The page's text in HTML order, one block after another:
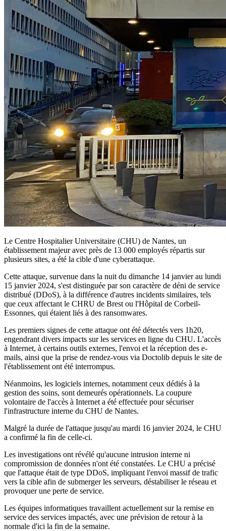
Le Centre Hospitalier Universitaire (CHU) de Nantes, un
établissement majeur avec près de 13 000 employés répartis sur
plusieurs sites, a été la cible d'une cyberattaque.
Cette attaque, survenue dans la nuit du dimanche 14 janvier au lundi
15 janvier 2024, s'est distinguée par son caractère de déni de service
distribué (DDoS), à la différence d'autres incidents similaires, tels
que ceux affectant le CHRU de Brest ou l'Hôpital de Corbeil-
Essonnes, qui étaient liés à des ransomwares.
Les premiers signes de cette attaque ont été détectés vers 1h20,
engendrant divers impacts sur les services en ligne du CHU. L'accès
à Internet, à certains outils externes, l'envoi et la réception des e-
mails, ainsi que la prise de rendez-vous via Doctolib depuis le site de
l'établissement ont été interrompus.
Néanmoins, les logiciels internes, notamment ceux dédiés à la
gestion des soins, sont demeurés opérationnels. La coupure
volontaire de l'accès à Internet a été effectuée pour sécuriser
l'infrastructure interne du CHU de Nantes.
Malgré la durée de l'attaque jusqu'au mardi 16 janvier 2024, le CHU
a confirmé la fin de celle-ci.
Les investigations ont révélé qu'aucune intrusion interne ni
compromission de données n'ont été constatées. Le CHU a précisé
que l'attaque était de type DDoS, impliquant l'envoi massif de trafic
vers la cible afin de submerger les serveurs, déstabiliser le réseau et
provoquer une perte de service.
Les équipes informatiques travaillent actuellement sur la remise en
service des services impactés, avec une prévision de retour à la
normale d'ici la fin de la semaine.